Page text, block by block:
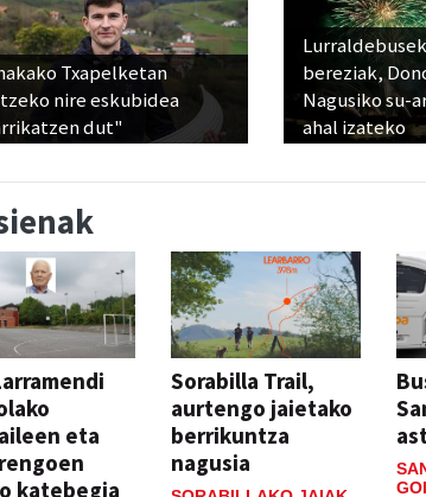
Txapelketan
nire eskubidea
dut"
bereziak,
Nagusiko su-
ahal izateko
eta
katebegia
Sorabilla Trail,
aurtengo jaietako
berrikuntza
nagusia